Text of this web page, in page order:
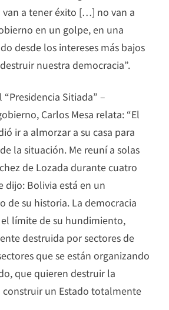
a tener éxito […] no van a
en un golpe, en una
desde los intereses más bajos
nuestra democracia”.
Sitiada” –
Carlos Mesa relata: “El
ir a almorzar a su casa para
la situación. Me reuní a solas
de Lozada durante cuatro
dijo: Bolivia está en un
de su historia. La democracia
límite de su hundimiento,
destruida por sectores de
que se están organizando
que quieren destruir la
construir un Estado totalmente